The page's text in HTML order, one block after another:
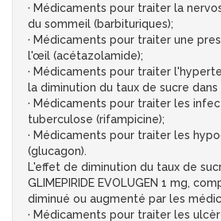
· Médicaments pour traiter la
du sommeil (barbituriques);
· Médicaments pour traiter une
l'œil (acétazolamide);
· Médicaments pour traiter
la diminution du taux de sucre dans
· Médicaments pour traiter les
tuberculose (rifampicine);
· Médicaments pour traiter les
(glucagon).
L'effet de diminution du taux de
GLIMEPIRIDE EVOLUGEN 1 mg,
diminué ou augmenté par les
· Médicaments pour traiter les